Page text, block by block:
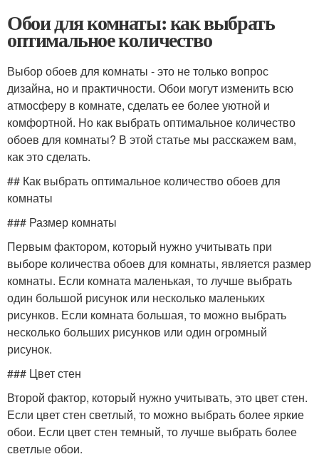
Обои для комнаты: как выбрать
оптимальное количество
Выбор обоев для комнаты - это не только вопрос
дизайна, но и практичности. Обои могут изменить всю
атмосферу в комнате, сделать ее более уютной и
комфортной. Но как выбрать оптимальное количество
обоев для комнаты? В этой статье мы расскажем вам,
как это сделать.
## Как выбрать оптимальное количество обоев для
комнаты
### Размер комнаты
Первым фактором, который нужно учитывать при
выборе количества обоев для комнаты, является размер
комнаты. Если комната маленькая, то лучше выбрать
один большой рисунок или несколько маленьких
рисунков. Если комната большая, то можно выбрать
несколько больших рисунков или один огромный
рисунок.
### Цвет стен
Второй фактор, который нужно учитывать, это цвет стен.
Если цвет стен светлый, то можно выбрать более яркие
обои. Если цвет стен темный, то лучше выбрать более
светлые обои.